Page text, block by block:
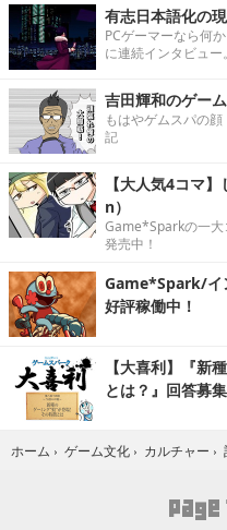
有志日本語化の
PCゲーマーなら何
に連続インタビュー。
吉田輝和のゲー
もはやゲムスパの
記
【大人気4コマ
n）
Game*Sparkの一大
発売中！
Game*Spark/イ
好評稼働中！
【大喜利】『新
とは？』回答募集
ホーム › ゲーム文化 › カルチャー ›